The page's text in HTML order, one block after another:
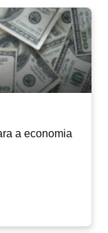
a economia